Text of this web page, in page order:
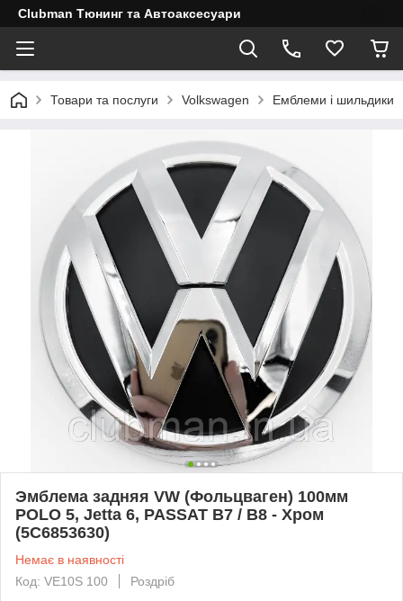
Clubman Тюнинг та Автоаксесуари
Товари та послуги Volkswagen Емблеми і шильдики
Эмблема задняя VW (Фольцваген) 100мм
POLO 5, Jetta 6, PASSAT B7 / B8 - Хром
(5C6853630)
Немає в наявності
Код: VE10S 100
Роздріб